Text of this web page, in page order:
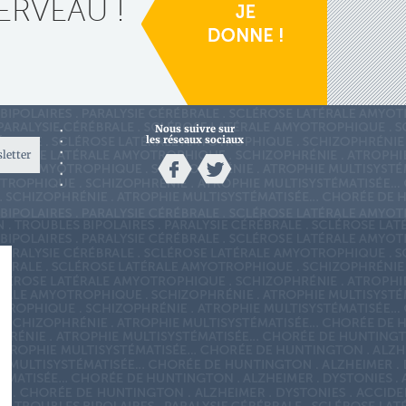
!
Nous suivre sur
les réseaux sociaux